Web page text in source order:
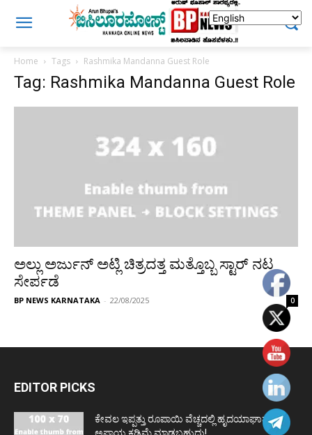
Home Tags Rashmika Mandanna Guest Role
Tag: Rashmika Mandanna Guest Role
ಅಲ್ಲು ಅರ್ಜುನ್ ಅಟ್ಲಿ ಚಿತ್ರದತ್ತ ಮತ್ತೊಬ್ಬ ಸ್ಟಾರ್ ನಟ
ಸೇರ್ಪಡೆ
BP NEWS KARNATAKA - 22/08/2025 0
EDITOR PICKS
ಕೇವಲ ಇಪ್ಪತ್ತು ರೂಪಾಯಿ ವೆಚ್ಚದಲ್ಲಿ ಹೃದಯಾಘಾತದ